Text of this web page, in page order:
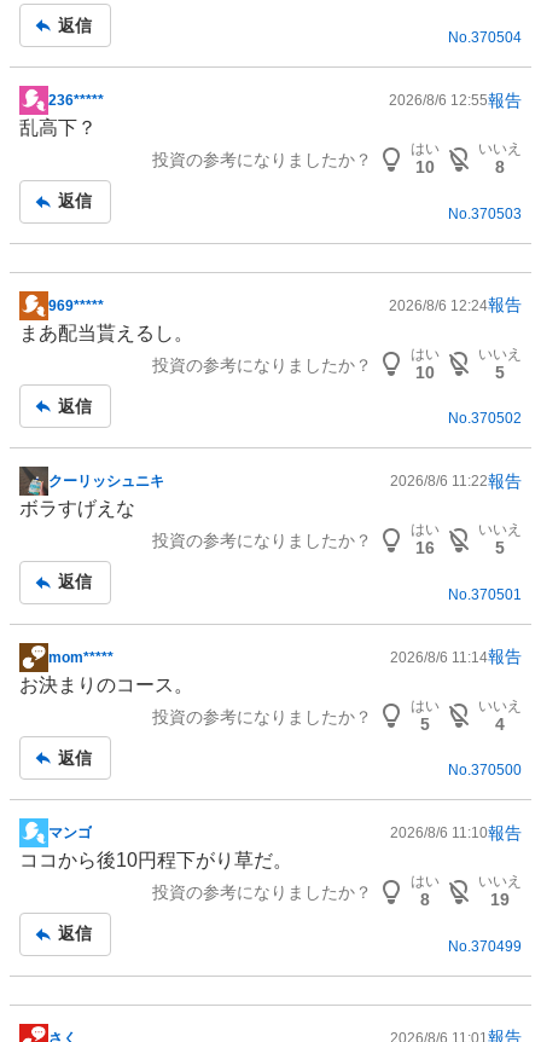
返信
No.370504
掲
示
事
236***** 2026/8/6 12:55報告
乱高下？
投資の参考になりましたか？
はい
10
いいえ
8
返信
No. 370503
掲
示
事
969***** 2026/8/6 12:24報告
まあ配当貰えるし。
投資の参考になりましたか？
はい
10
いいえ
5
返信
No.370502
掲
示
事
クーリッシュニキ 2026/8/6 11:22報告
ボラすげえな
投資の参考になりましたか？
はい
16
いいえ
5
返信
No. 370501
掲
示
事
mom***** 2026/8/6 11:14報告
お決まりのコース。
投資の参考になりましたか？
はい
5
いいえ
4
返信
No.370500
掲
示
事
マンゴ 2026/8/6 11:10報告
ココから後10円程下がり草だ。
投資の参考になりましたか？
はい
8
いいえ
19
返信
No. 370499
さく 2026/8/6 11:01 報告